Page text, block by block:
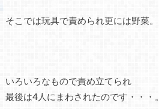
そこでは玩具で責められ更には野菜。
いろいろなもので責め立てられ
最後は4人にまわされたのです・・・。